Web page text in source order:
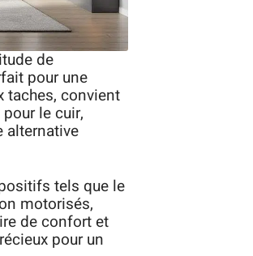
de
pour une
taches, convient
le cuir,
alternative
tels que le
motorisés,
de confort et
pour un